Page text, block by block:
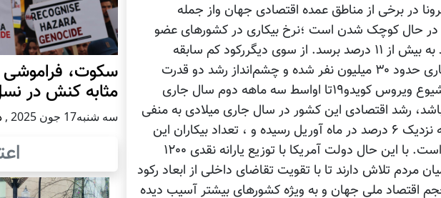
در برخی از مناطق عمده اقتصادی جهان واز جمله
، با نرخ سه ماهه ۷.۵ درصدی در حال کوچک شدن است ؛نرخ بیکاری در کشورهای عضو
اتحادیه اروپا پس از پایان فصل بهار می تواند به بیش از ۱۱ درصد برسد. از سوی دیگررکود کم سابقه
اقتصادی در چین و آمریکا تاکنون موجب بیکاری حدود ۳۰ میلیون نفر شده و چشم‌انداز رشد دو قدرت
نخست اقتصاد جهان را تیره کرده است. اگر شیوع ویروس کویدو۱۹تا اواسط سه ماهه دوم سال جاری
باشد، رشد اقتصادی این کشور در سال جاری میلادی به منفی
۲.۴ درصد می‌رسد؛ نرخ بیکاری در چین نیز به نزدیک ۶ درصد در ماه آوریل رسیده و ، تعداد بیکاران این
کشور به حدود ۲۷ میلیون نفر افزایش یافته است. با این حال دولت آمریکا با توزیع یارانه نقدی ۱۲۰۰
مردم تلاش دارند تا با تقویت تقاضای داخلی از ابعاد رکود
اقتصاد ملی جهان و به ویژه کشورهای بیشتر آسیب دیده
سکوت، فراموشی
مثابه کنش در
سه شنبه17 جون 2025 ,